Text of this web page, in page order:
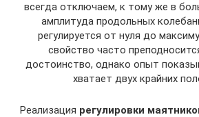
всегда отключаем, к тому же в
амплитуда продольных
регулируется от нуля до
свойство часто
достоинство, однако опыт
хватает двух крайних
Реализация регулировки